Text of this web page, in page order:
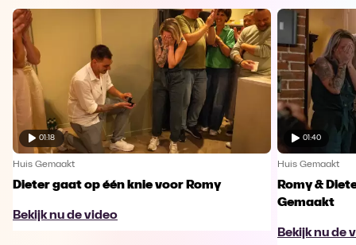
01:18
Huis Gemaakt
Dieter gaat op één knie voor Romy
Bekijk nu de video
01:40
Huis Gemaakt
Romy &
Gemaakt
Bekijk nu de